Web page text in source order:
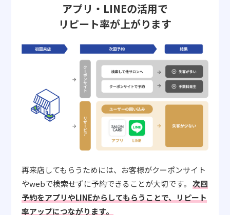
アプリ・LINEの活用で
リピート率が上がります
再来店してもらうためには、お客様がクーポンサイト
やwebで検索せずに予約できることが大切です。 次回
予約をアプリやLINEからしてもらうことで、リピート
率アップにつながります。